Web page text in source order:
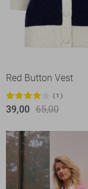
Red Button Vest
1
39,00 65,00